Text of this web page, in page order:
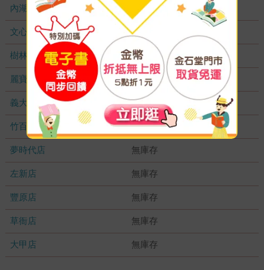
內湖大潤發 無庫存
文心店 無庫存
樹林店 無庫存
麗寶店 無庫存
義大店 無庫存
竹百店 無庫存
夢時代店 無庫存
左新店 無庫存
豐原店 無庫存
草衙店 無庫存
大甲店 無庫存